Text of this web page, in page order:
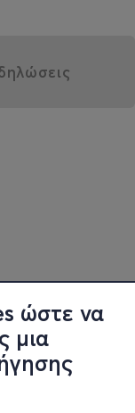
ώστε να
μια